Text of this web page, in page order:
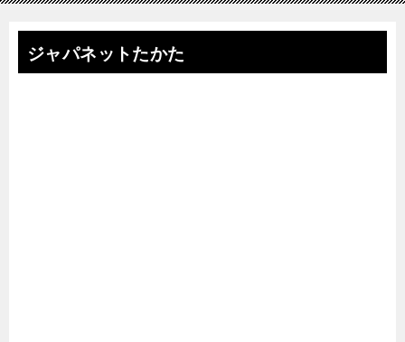
ジャパネットたかた